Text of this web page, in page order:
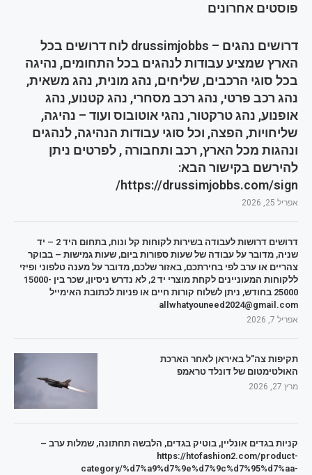
פוסטים אחרונים
דרושים נהגים – drussimjobbs לוח דרושים בכל
הארץ שמציע עבודות לנהגים בכל התחומים, נהיגה
בכל סוגי הרכבים, שליחים, נהג מונית, נהג משאית,
נהג רכב פרטי, נהג רכב מסחרי, נהג קטנוע, נהג
אופנוע, נהג טרקטור, נהגי אוטובוס ועוד – נהיגה,
שליחויות, הפצה, וכל סוגי עבודות הנהיגה, לנהגים
ונהגות מכל הארץ, רכב ותחבורה , לפרטים ניתן
להירשם בקישור הבא:
https://drussimjobbs.com/sign/
אפריל 25, 2026
דרושים דרושות לעבודה בשירות לקוחות קל ונוח, בתחום היד 2 – יד
שניה, מדובר על עבודה של שעות ספורות ביום, שעות גמישות – בבוקר
צהריים או ערב לפי בחירתכם, באזור שלכם, מדובר על מענה טלפוני ופיזי
ללקוחות המעוניינים לקחת מוצרי יד 2, לא נדרש ניסיון, שכר בין 15000-
25000 בחודש, ניתן לשלוח קורות חיים או פניות לכתובת האימייל
allwhatyouneed2024@gmail.com
אפריל 7, 2026
תקיפות צה"ל באיראן לאחר הארכת
האולטימטום של דונלד טראמפ
מרץ 27, 2026
קניות בגדים אונליין, בוטיק בגדים, הלבשה תחתונה, שמלות ערב –
https://htofashion2.com/product-
category/%d7%a9%d7%9e%d7%9c%d7%95%d7%aa-